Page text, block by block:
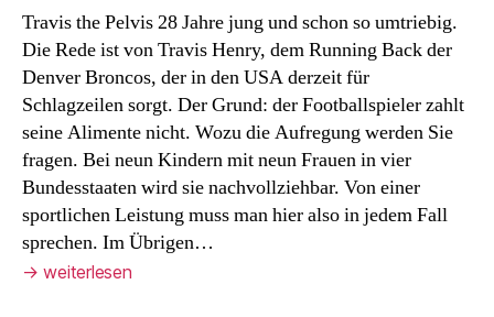
Travis the Pelvis 28 Jahre jung und schon so umtriebig.
Die Rede ist von Travis Henry, dem Running Back der
Denver Broncos, der in den USA derzeit für
Schlagzeilen sorgt. Der Grund: der Footballspieler zahlt
seine Alimente nicht. Wozu die Aufregung werden Sie
fragen. Bei neun Kindern mit neun Frauen in vier
Bundesstaaten wird sie nachvollziehbar. Von einer
sportlichen Leistung muss man hier also in jedem Fall
sprechen. Im Übrigen…
→ weiterlesen